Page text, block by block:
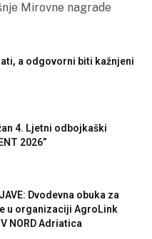
Mirovne nagrade
a odgovorni biti kažnjeni
4. Ljetni odbojkaški
2026”
Dvodevna obuka za
u organizaciji AgroLink
NORD Adriatica